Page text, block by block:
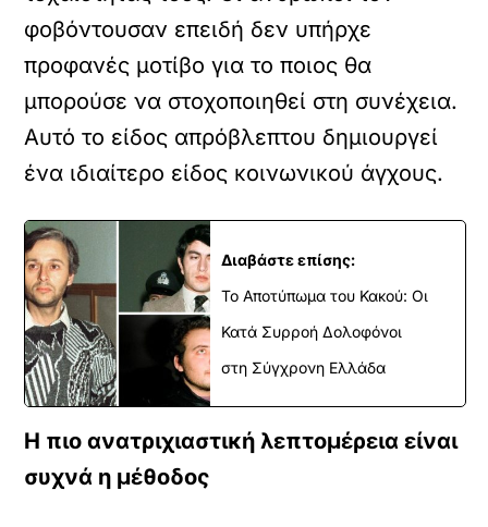
φοβόντουσαν επειδή δεν υπήρχε
προφανές μοτίβο για το ποιος θα
μπορούσε να στοχοποιηθεί στη συνέχεια.
Αυτό το είδος απρόβλεπτου δημιουργεί
ένα ιδιαίτερο είδος κοινωνικού άγχους.
Διαβάστε επίσης:
Το Αποτύπωμα του Κακού: Οι
Κατά Συρροή Δολοφόνοι
στη Σύγχρονη Ελλάδα
Η πιο ανατριχιαστική λεπτομέρεια είναι
συχνά η μέθοδος